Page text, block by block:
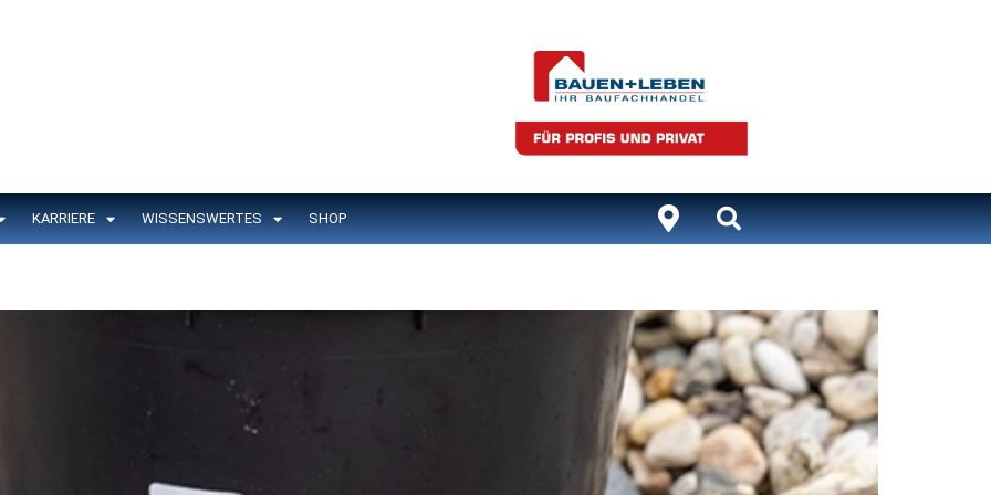
KARRIERE WISSENSWERTES SHOP